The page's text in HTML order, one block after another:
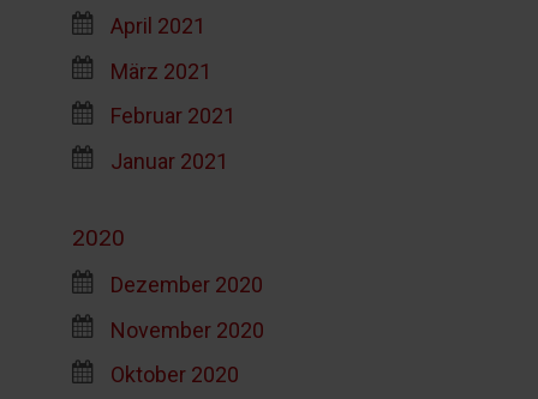
April 2021
März 2021
Februar 2021
Januar 2021
2020
Dezember 2020
November 2020
Oktober 2020